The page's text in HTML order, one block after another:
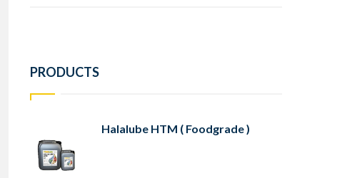
PRODUCTS
Halalube HTM ( Foodgrade )